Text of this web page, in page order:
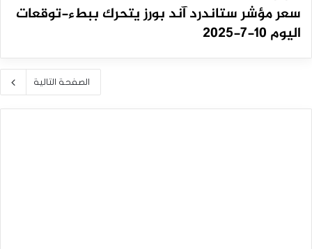
سعر مؤشر ستاندرد آند بورز يتحرك ببطء-توقعات
اليوم 10-7-2025
الصفحة التالية